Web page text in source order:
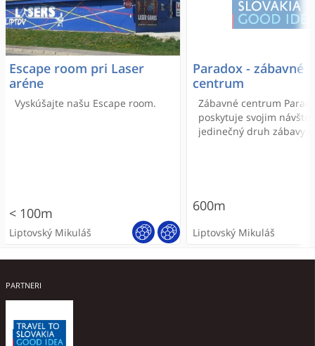
Escape room pri Laser
aréne
Vyskúšajte našu Escape room.
< 100m
Liptovský Mikuláš
Paradox - zábavné
centrum
Zábavné centrum
poskytuje svojim
jedinečný druh zábavy.
600m
Liptovský Mikuláš
PARTNERI